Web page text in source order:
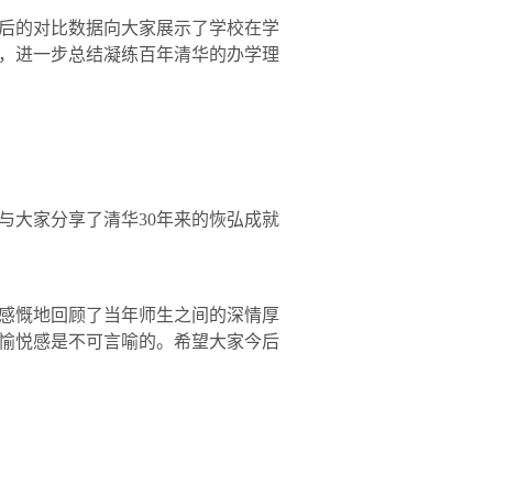
的对比数据向大家展示了学校在学
进一步总结凝练百年清华的办学理
大家分享了清华30年来的恢弘成就
慨地回顾了当年师生之间的深情厚
悦感是不可言喻的。希望大家今后